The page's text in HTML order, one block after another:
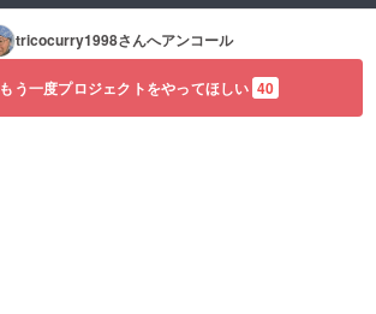
tricocurry1998さんへアンコール
もう一度プロジェクトをやってほしい 40